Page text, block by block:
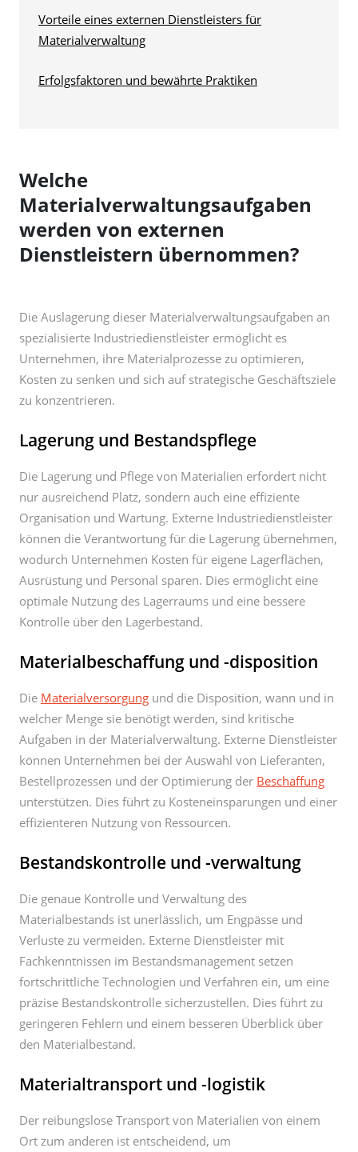
Vorteile eines externen Dienstleisters für
Materialverwaltung
Erfolgsfaktoren und bewährte Praktiken
Welche
Materialverwaltungsaufgaben
werden von externen
Dienstleistern übernommen?
Die Auslagerung dieser Materialverwaltungsaufgaben an
spezialisierte Industriedienstleister ermöglicht es
Unternehmen, ihre Materialprozesse zu optimieren,
Kosten zu senken und sich auf strategische Geschäftsziele
zu konzentrieren.
Lagerung und Bestandspflege
Die Lagerung und Pflege von Materialien erfordert nicht
nur ausreichend Platz, sondern auch eine effiziente
Organisation und Wartung. Externe Industriedienstleister
können die Verantwortung für die Lagerung übernehmen,
wodurch Unternehmen Kosten für eigene Lagerflächen,
Ausrüstung und Personal sparen. Dies ermöglicht eine
optimale Nutzung des Lagerraums und eine bessere
Kontrolle über den Lagerbestand.
Materialbeschaffung und -disposition
Die Materialversorgung und die Disposition, wann und in
welcher Menge sie benötigt werden, sind kritische
Aufgaben in der Materialverwaltung. Externe Dienstleister
können Unternehmen bei der Auswahl von Lieferanten,
Bestellprozessen und der Optimierung der Beschaffung
unterstützen. Dies führt zu Kosteneinsparungen und einer
effizienteren Nutzung von Ressourcen.
Bestandskontrolle und -verwaltung
Die genaue Kontrolle und Verwaltung des
Materialbestands ist unerlässlich, um Engpässe und
Verluste zu vermeiden. Externe Dienstleister mit
Fachkenntnissen im Bestandsmanagement setzen
fortschrittliche Technologien und Verfahren ein, um eine
präzise Bestandskontrolle sicherzustellen. Dies führt zu
geringeren Fehlern und einem besseren Überblick über
den Materialbestand.
Materialtransport und -logistik
Der reibungslose Transport von Materialien von einem
Ort zum anderen ist entscheidend, um